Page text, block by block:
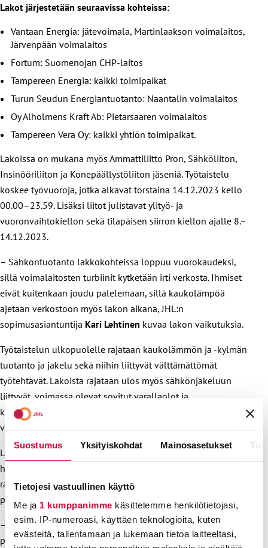
Suostumus Yksityiskohdat Mainosasetukset
Tietojesi vastuullinen käyttö
Me ja 1 kumppanimme käsittelemme henkilötietojasi,
esim. IP-numeroasi, käyttäen teknologioita, kuten
evästeitä, tallentamaan ja lukemaan tietoa laitteeltasi,
Lakot järjestetään seuraavissa kohteissa:
Vantaan Energia: jätevoimala, Martinlaakson voimalaitos,
Järvenpään voimalaitos
Fortum: Suomenojan CHP-laitos
Tampereen Energia: kaikki toimipaikat
Turun Seudun Energiantuotanto: Naantalin voimalaitos
Oy Alholmens Kraft Ab: Pietarsaaren voimalaitos
Tampereen Vera Oy: kaikki yhtiön toimipaikat.
Lakoissa on mukana myös Ammattiliitto Pron, Sähköliiton,
Insinööriliiton ja Konepäällystöliiton jäseniä. Työtaistelu
koskee työvuoroja, jotka alkavat torstaina 14.12.2023 kello
00.00–23.59. Lisäksi liitot julistavat ylityö- ja
vuoronvaihtokiellon sekä tilapäisen siirron kiellon ajalle 8.–
14.12.2023.
– Sähköntuotanto lakkokohteissa loppuu vuorokaudeksi,
sillä voimalaitosten turbiinit kytketään irti verkosta. Ihmiset
eivät kuitenkaan joudu palelemaan, sillä kaukolämpöä
ajetaan verkostoon myös lakon aikana, JHL:n
sopimusasiantuntija Kari Lehtinen kuvaa lakon vaikutuksia.
Työtaistelun ulkopuolelle rajataan kaukolämmön ja -kylmän
tuotanto ja jakelu sekä niihin liittyvät välttämättömät
työtehtävät. Lakoista rajataan ulos myös sähkönjakeluun
liittyvät, voimassa olevat sovitut varallaolot ja
käyttötoimenpiteet, joiden tekemättä jättäminen aiheuttaisi
vaaraa ihmisten hengelle, terveydelle tai omaisuudelle.
Lakot ovat osa SAK:n Painava syy -kampanjaa, joka vastustaa
hallituksen epäreilua politiikkaa. Suomen hallitus kaavailee
rajuja heikennyksiä sosiaaliturvaan ja työntekijöiden
perusoikeuksiin.
– Meillä ei ole mitään takeita siitä, että hallitus olisi
peräytymässä suhteettoman kovista